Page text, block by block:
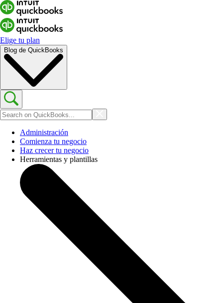
Elige tu plan
Blog de QuickBooks
Administración
Comienza tu negocio
Haz crecer tu negocio
Herramientas y plantillas